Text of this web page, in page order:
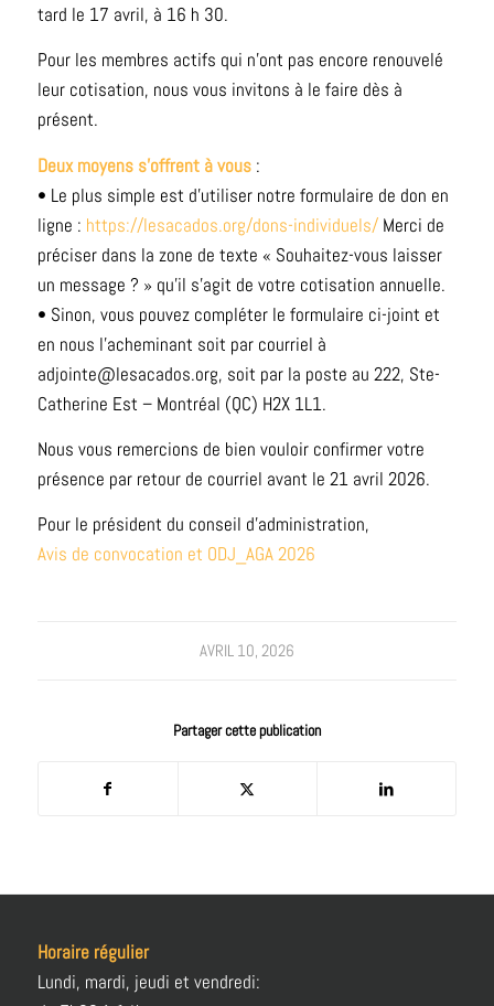
tard le 17 avril, à 16 h 30.
Pour les membres actifs qui n’ont pas encore renouvelé
leur cotisation, nous vous invitons à le faire dès à
présent.
Deux moyens s’offrent à vous:
• Le plus simple est d’utiliser notre formulaire de don en
ligne : https://lesacados.org/dons-individuels/Merci de
préciser dans la zone de texte « Souhaitez-vous laisser
un message ? » qu’il s’agit de votre cotisation annuelle.
• Sinon, vous pouvez compléter le formulaire ci-joint et
en nous l’acheminant soit par courriel à
adjointe@lesacados.org, soit par la poste au 222, Ste-
Catherine Est – Montréal (QC) H2X 1L1.
Nous vous remercions de bien vouloir confirmer votre
présence par retour de courriel avant le 21 avril 2026.
Pour le président du conseil d’administration,
Avis de convocation et ODJ_AGA 2026
AVRIL 10, 2026
Partager cette publication
Horaire régulier
Lundi, mardi, jeudi et vendredi: